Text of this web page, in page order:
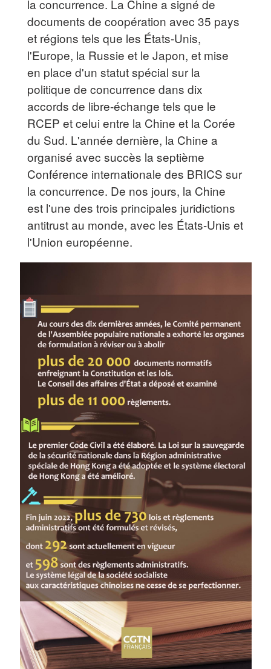
la concurrence. La Chine a signé de
documents de coopération avec 35 pays
et régions tels que les États-Unis,
l'Europe, la Russie et le Japon, et mise
en place d'un statut spécial sur la
politique de concurrence dans dix
accords de libre-échange tels que le
RCEP et celui entre la Chine et la Corée
du Sud. L'année dernière, la Chine a
organisé avec succès la septième
Conférence internationale des BRICS sur
la concurrence. De nos jours, la Chine
est l'une des trois principales juridictions
antitrust au monde, avec les États-Unis et
l'Union européenne.